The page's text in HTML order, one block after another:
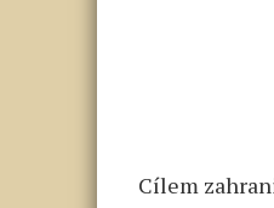
Cílem